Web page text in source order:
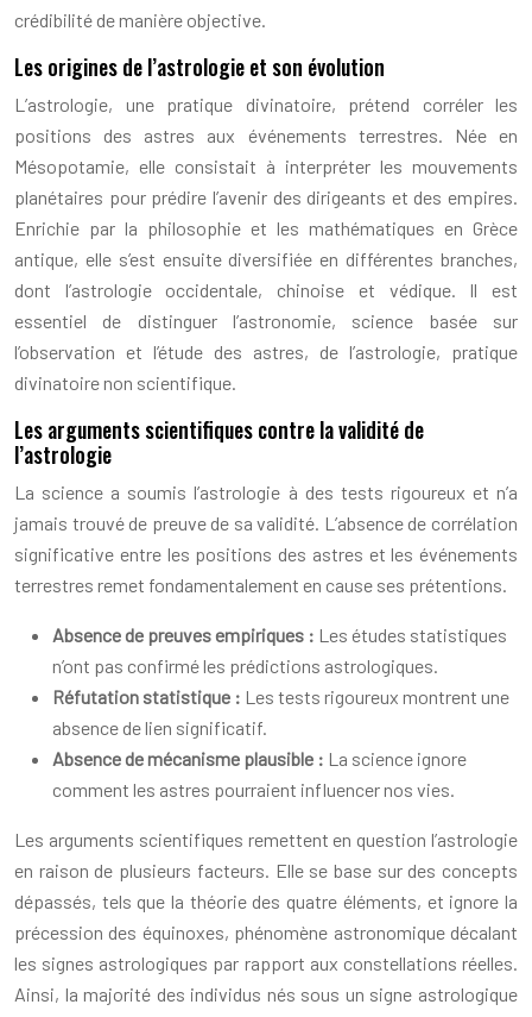
crédibilité de manière objective.
Les origines de l’astrologie et son évolution
L’astrologie, une pratique divinatoire, prétend corréler les
positions des astres aux événements terrestres. Née en
Mésopotamie, elle consistait à interpréter les mouvements
planétaires pour prédire l’avenir des dirigeants et des empires.
Enrichie par la philosophie et les mathématiques en Grèce
antique, elle s’est ensuite diversifiée en différentes branches,
dont l’astrologie occidentale, chinoise et védique. Il est
essentiel de distinguer l’astronomie, science basée sur
l’observation et l’étude des astres, de l’astrologie, pratique
divinatoire non scientifique.
Les arguments scientifiques contre la validité de
l’astrologie
La science a soumis l’astrologie à des tests rigoureux et n’a
jamais trouvé de preuve de sa validité. L’absence de corrélation
significative entre les positions des astres et les événements
terrestres remet fondamentalement en cause ses prétentions.
Absence de preuves empiriques : Les études statistiques
n’ont pas confirmé les prédictions astrologiques.
Réfutation statistique : Les tests rigoureux montrent une
absence de lien significatif.
Absence de mécanisme plausible : La science ignore
comment les astres pourraient influencer nos vies.
Les arguments scientifiques remettent en question l’astrologie
en raison de plusieurs facteurs. Elle se base sur des concepts
dépassés, tels que la théorie des quatre éléments, et ignore la
précession des équinoxes, phénomène astronomique décalant
les signes astrologiques par rapport aux constellations réelles.
Ainsi, la majorité des individus nés sous un signe astrologique